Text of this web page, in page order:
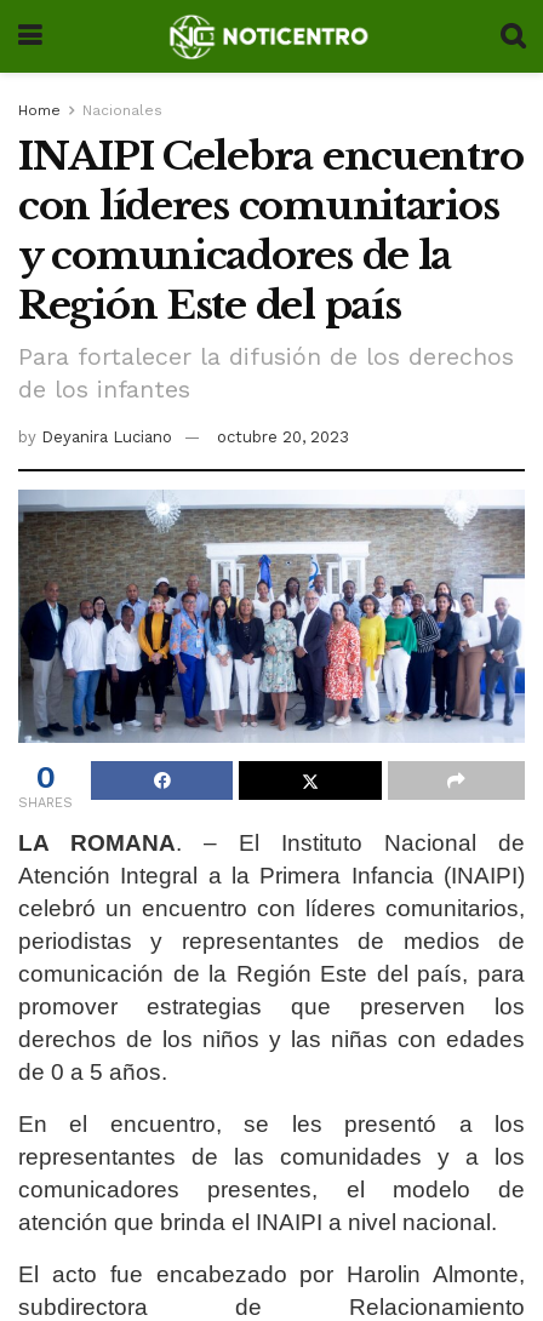
Home Nacionales
INAIPI Celebra encuentro
con líderes comunitarios
y comunicadores de la
Región Este del país
Para fortalecer la difusión de los derechos
de los infantes
by Deyanira Luciano octubre 20, 2023
0
SHARES
LA ROMANA. – El Instituto Nacional de
Atención Integral a la Primera Infancia (INAIPI)
celebró un encuentro con líderes comunitarios,
periodistas y representantes de medios de
comunicación de la Región Este del país, para
promover estrategias que preserven los
derechos de los niños y las niñas con edades
de 0 a 5 años.
En el encuentro, se les presentó a los
representantes de las comunidades y a los
comunicadores presentes, el modelo de
atención que brinda el INAIPI a nivel nacional.
El acto fue encabezado por Harolin Almonte,
subdirectora de Relacionamiento